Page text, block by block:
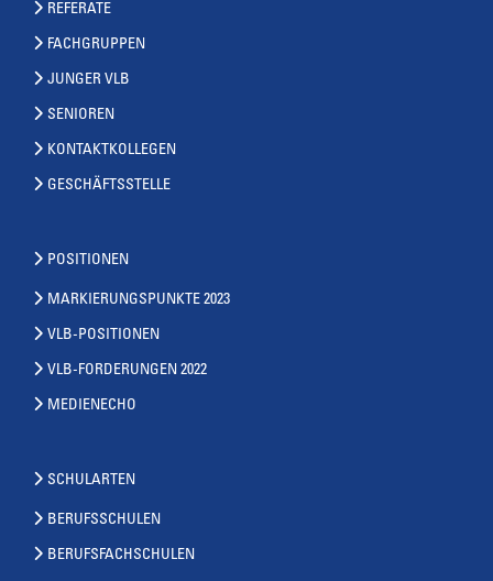
REFERATE
FACHGRUPPEN
JUNGER VLB
SENIOREN
KONTAKTKOLLEGEN
GESCHÄFTSSTELLE
POSITIONEN
MARKIERUNGSPUNKTE 2023
VLB-POSITIONEN
VLB-FORDERUNGEN 2022
MEDIENECHO
SCHULARTEN
BERUFSSCHULEN
BERUFSFACHSCHULEN